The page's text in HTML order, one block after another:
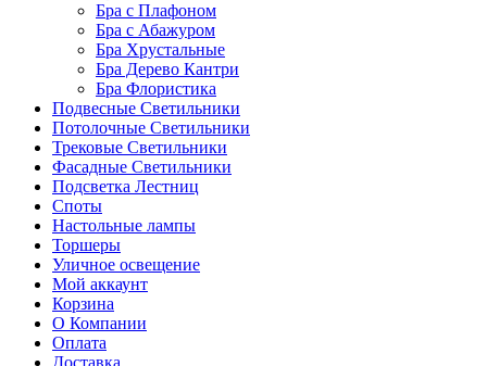
Бра с Плафоном
Бра с Абажуром
Бра Хрустальные
Бра Дерево Кантри
Бра Флористика
Подвесные Светильники
Потолочные Светильники
Трековые Светильники
Фасадные Светильники
Подсветка Лестниц
Споты
Настольные лампы
Торшеры
Уличное освещение
Мой аккаунт
Корзина
О Компании
Оплата
Доставка